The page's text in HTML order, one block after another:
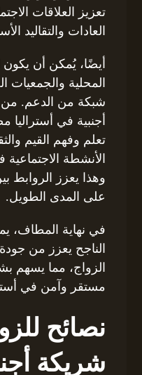
تعزيز العلاقات
العادات والتقاليد
أيضًا، يُمكن أن
المحلية والجمعيات
شبكة من الدعم. من
أجنبية في
تعلم وفهم القيم
الأنشطة الاجتماعية
وهذا يعزز الروابط
على المدى الطويل.
في نهاية المطاف،
الناجح يعزز من
الزواج، مما يسهم
مستقر وآمن في
نصائح
شريكة